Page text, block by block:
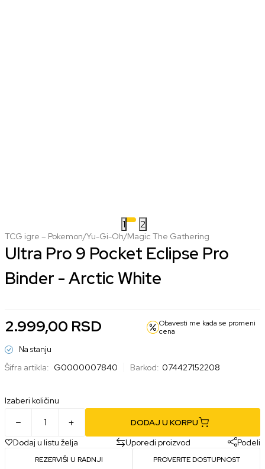
1 2
TCG igre – Pokemon/Yu-Gi-Oh/Magic The Gathering
Ultra Pro 9 Pocket Eclipse Pro
Binder - Arctic White
2.999,00 RSD
Obavesti me kada se promeni
cena
Na stanju
Šifra artikla: G0000007840 Barkod: 074427152208
Izaberi količinu
DODAJ U KORPU
Dodaj u listu želja
Uporedi proizvod Podeli
REZERVIŠI U RADNJI PROVERITE DOSTUPNOST